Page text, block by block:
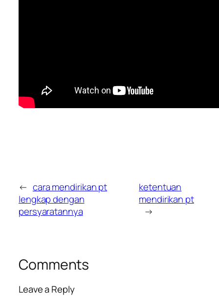
← cara mendirikan pt
lengkap dengan
persyaratannya
ketentuan
mendirikan pt
→
Comments
Leave a Reply